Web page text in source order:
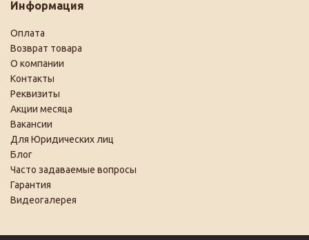
Информация
Оплата
Возврат товара
О компании
Контакты
Реквизиты
Акции месяца
Вакансии
Для Юридических лиц
Блог
Часто задаваемые вопросы
Гарантия
Видеогалерея